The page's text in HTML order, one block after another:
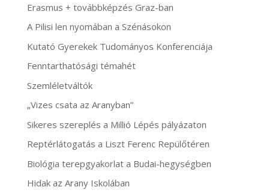
Erasmus + továbbképzés Graz-ban
A Pilisi len nyomában a Szénásokon
Kutató Gyerekek Tudományos Konferenciája
Fenntarthatósági témahét
Szemléletváltók
„Vizes csata az Aranyban”
Sikeres szereplés a Millió Lépés pályázaton
Reptérlátogatás a Liszt Ferenc Repülőtéren
Biológia terepgyakorlat a Budai-hegységben
Hidak az Arany Iskolában